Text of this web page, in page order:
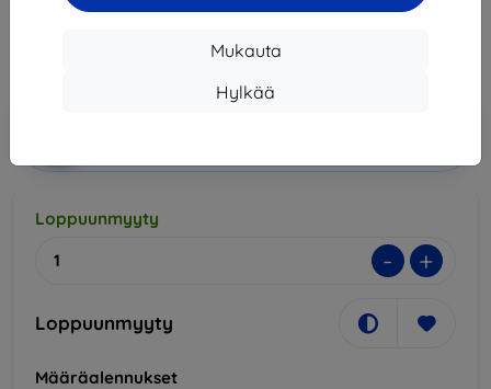
Mukauta
Hylkää
13,42 €
Loppuunmyyty
- +
Loppuunmyyty
Määräalennukset